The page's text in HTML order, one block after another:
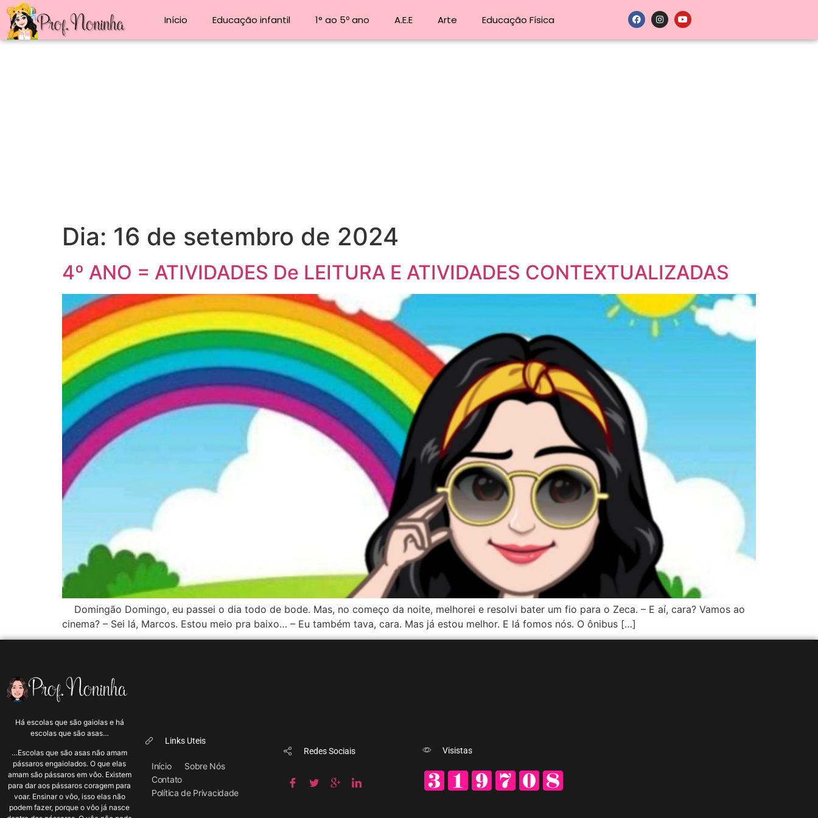
Início Educação infantil 1° ao 5º ano A.E.E Arte Educação Física
Dia: 16 de setembro de 2024
4º ANO = ATIVIDADES De LEITURA E ATIVIDADES CONTEXTUALIZADAS
Domingão Domingo, eu passei o dia todo de bode. Mas, no começo da noite, melhorei e resolvi bater um fio para o Zeca. – E aí, cara? Vamos ao
cinema? – Sei lá, Marcos. Estou meio pra baixo… – Eu também tava, cara. Mas já estou melhor. E lá fomos nós. O ônibus […]
Há escolas que são gaiolas e há
escolas que são asas…
…Escolas que são asas não amam
pássaros engaiolados. O que elas
amam são pássaros em vôo. Existem
para dar aos pássaros coragem para
voar. Ensinar o vôo, isso elas não
podem fazer, porque o vôo já nasce
Links Uteis
Início
Sobre Nós
Contato
Política de Privacidade
Redes Sociais Visistas